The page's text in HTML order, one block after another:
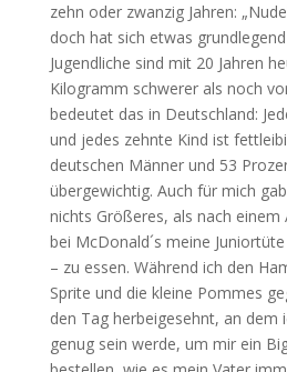
zehn oder zwanzig Jahren:
doch hat sich etwas
Jugendliche sind mit 20 Jahren
Kilogramm schwerer als noch
bedeutet das in Deutschland:
und jedes zehnte Kind ist
deutschen Männer und 53
übergewichtig. Auch für mich
nichts Größeres, als nach einem
bei McDonald´s meine
– zu essen. Während ich den
Sprite und die kleine Pommes
den Tag herbeigesehnt, an dem
genug sein werde, um mir ein